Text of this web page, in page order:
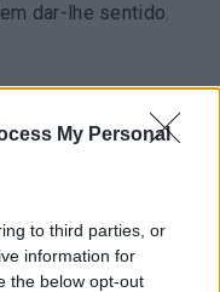
My Personal
to third parties, or
information for
the below opt-out
dar-lhe sentido.